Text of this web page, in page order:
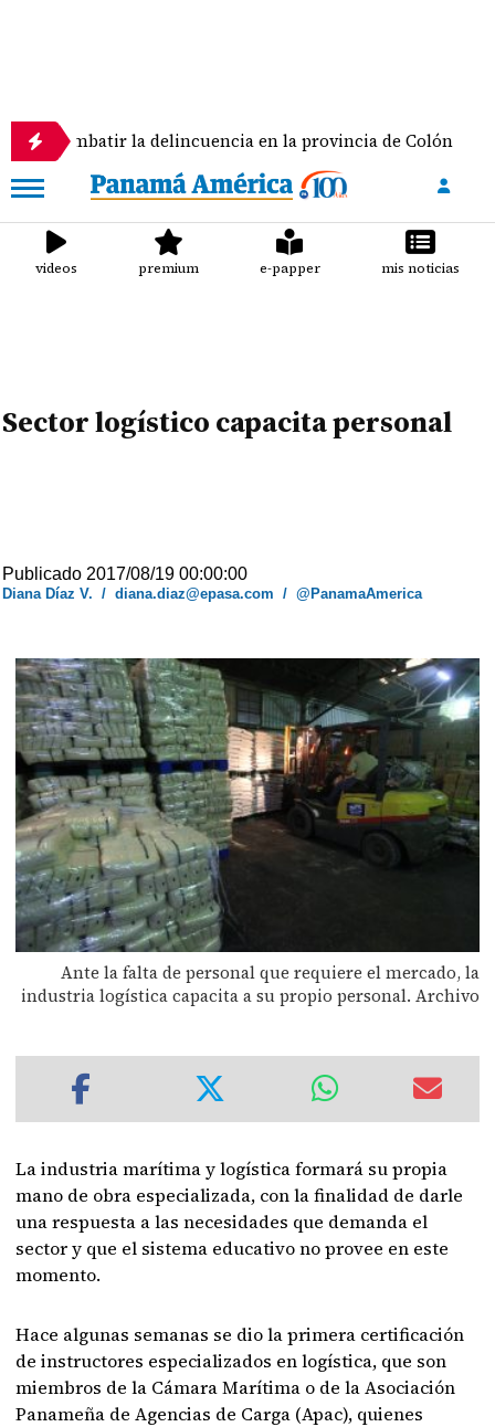
la delincuencia en la provincia de Colón
videos premium e-papper mis noticias
Sector logístico capacita personal
Publicado 2017/08/19 00:00:00
Diana Díaz V. /diana.diaz@epasa.com /@PanamaAmerica
Ante la falta de personal que requiere el mercado, la
industria logística capacita a su propio personal. Archivo
La industria marítima y logística formará su propia
mano de obra especializada, con la finalidad de darle
una respuesta a las necesidades que demanda el
sector y que el sistema educativo no provee en este
momento.
Hace algunas semanas se dio la primera certificación
de instructores especializados en logística, que son
miembros de la Cámara Marítima o de la Asociación
Panameña de Agencias de Carga (Apac), quienes